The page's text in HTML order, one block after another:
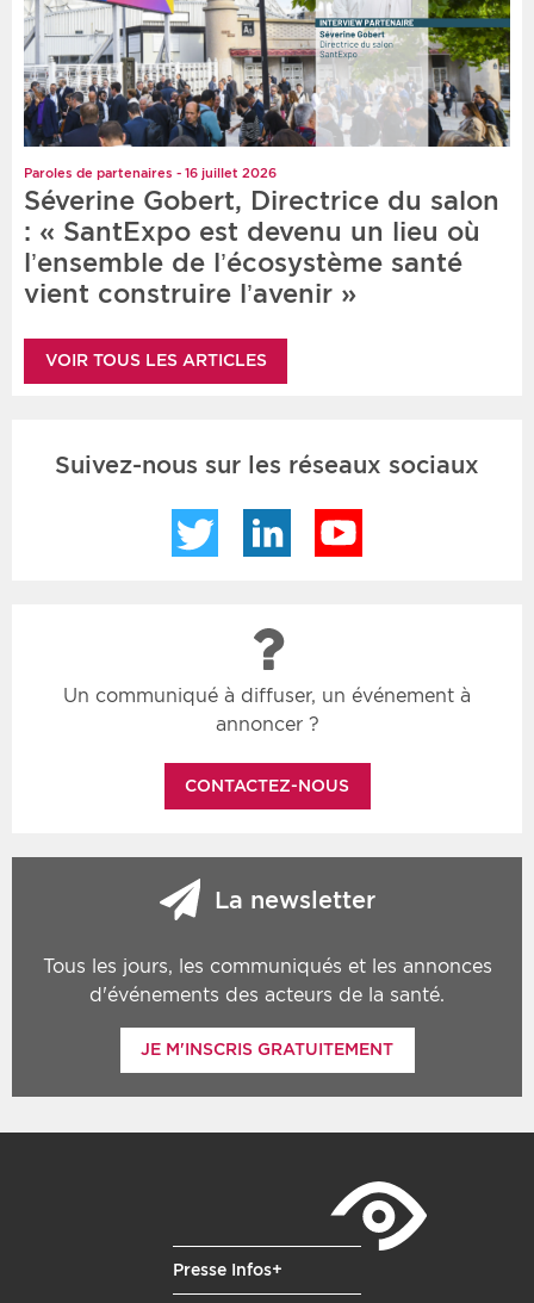
Paroles de partenaires - 16 juillet 2026
Séverine Gobert, Directrice du salon
: « SantExpo est devenu un lieu où
l’ensemble de l’écosystème santé
vient construire l’avenir »
VOIR TOUS LES ARTICLES
Suivez-nous sur les réseaux sociaux
Twitter LinkedIn
Un communiqué à diffuser, un événement à
annoncer ?
CONTACTEZ-NOUS
La newsletter
Tous les jours, les communiqués et les annonces
d'événements des acteurs de la santé.
JE M'INSCRIS GRATUITEMENT
Presse Infos+